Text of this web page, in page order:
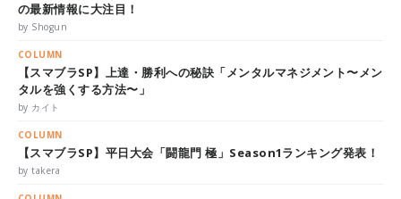
の最新情報に大注目！
by Shogun
COLUMN
【スマブラSP】上達・勝利への秘訣「メンタルマネジメント〜メン
タルを強くする方法〜」
by カイト
COLUMN
【スマブラSP】平日大会「闘龍門 極」Season1ランキング発表！
by takera